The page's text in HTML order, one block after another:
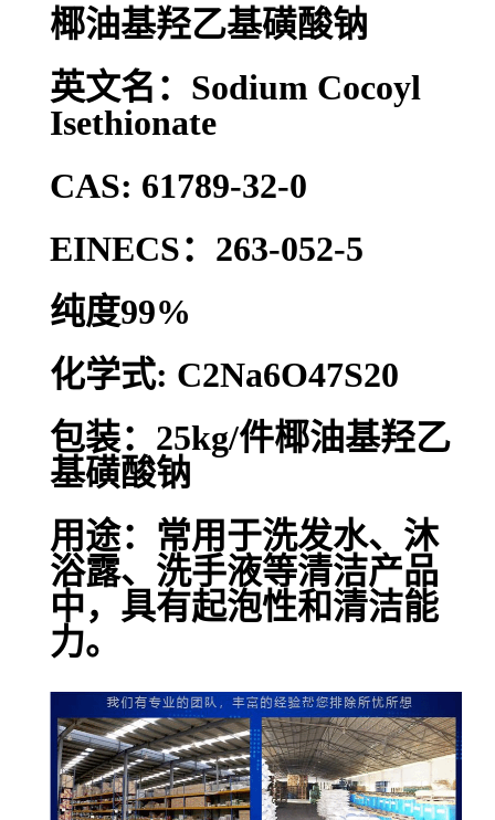
椰油基羟乙基磺酸钠
英文名：Sodium Cocoyl
Isethionate
CAS: 61789-32-0
EINECS：263-052-5
纯度99%
化学式: C2Na6O47S20
包装：25kg/件椰油基羟乙
基磺酸钠
用途：常用于洗发水、沐
浴露、洗手液等清洁产品
中，具有起泡性和清洁能
力。